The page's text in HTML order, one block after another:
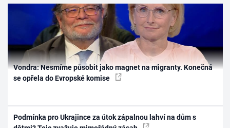
Vondra: Nesmíme působit jako magnet na migranty. Konečná
se opřela do Evropské komise
Podmínka pro Ukrajince za útok zápalnou lahví na dům s